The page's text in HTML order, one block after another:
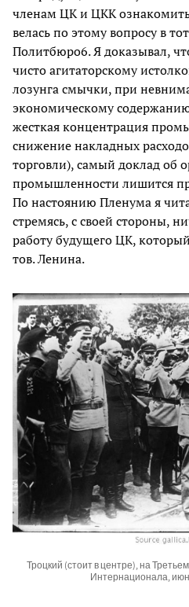
членам ЦК и ЦКК
велась по этому вопросу в
Политбюро6. Я доказывал,
чисто агитаторскому
лозунга смычки, при
экономическому
жесткая концентрация
снижение накладных
торговли), самый доклад об
промышленности лишится
По настоянию Пленума я
стремясь, с своей стороны,
работу будущего ЦК,
тов. Ленина.
Троцкий (стоит в центре), на
Интернационала,